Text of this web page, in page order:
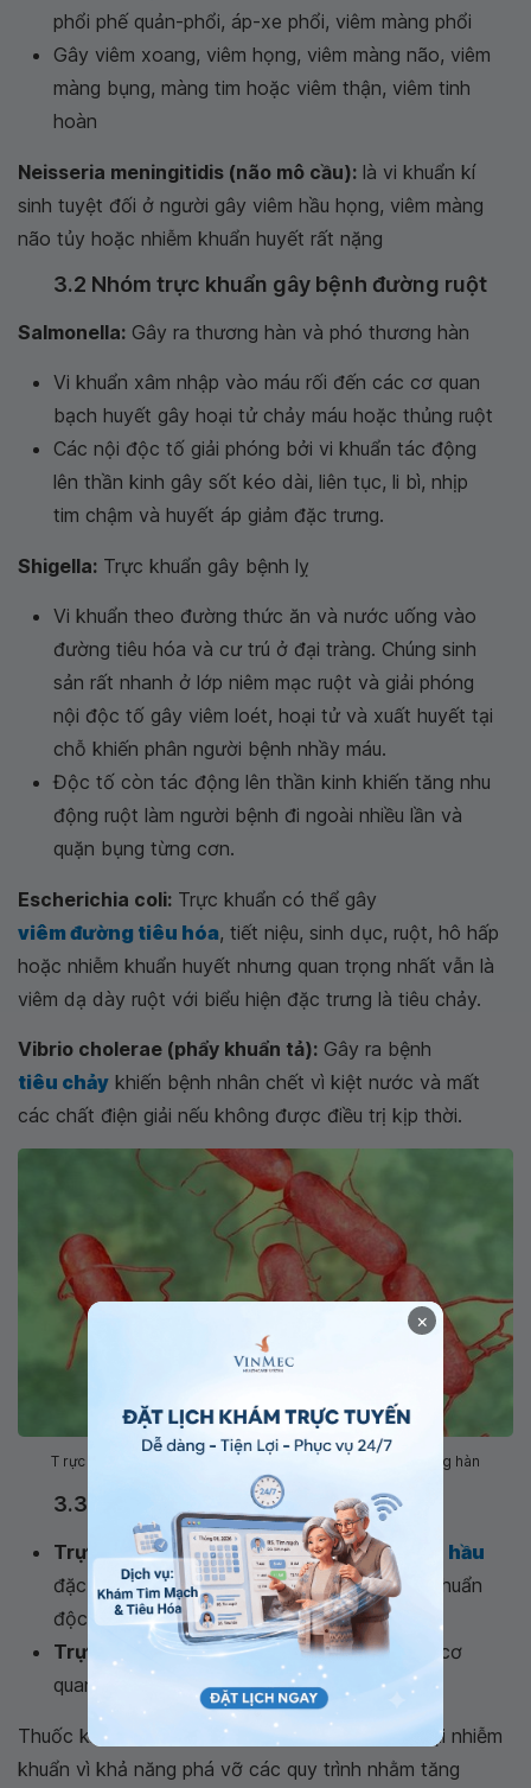
phổi phế quản-phổi, áp-xe phổi, viêm màng phổi
Gây viêm xoang, viêm họng, viêm màng não, viêm
màng bụng, màng tim hoặc viêm thận, viêm tinh
hoàn
Neisseria meningitidis (não mô cầu): là vi khuẩn kí
sinh tuyệt đối ở người gây viêm hầu họng, viêm màng
não tủy hoặc nhiễm khuẩn huyết rất nặng
3.2 Nhóm trực khuẩn gây bệnh đường ruột
Salmonella: Gây ra thương hàn và phó thương hàn
Vi khuẩn xâm nhập vào máu rối đến các cơ quan
bạch huyết gây hoại tử chảy máu hoặc thủng ruột
Các nội độc tố giải phóng bởi vi khuẩn tác động
lên thần kinh gây sốt kéo dài, liên tục, li bì, nhịp
tim chậm và huyết áp giảm đặc trưng.
Shigella: Trực khuẩn gây bệnh lỵ
Vi khuẩn theo đường thức ăn và nước uống vào
đường tiêu hóa và cư trú ở đại tràng. Chúng sinh
sản rất nhanh ở lớp niêm mạc ruột và giải phóng
nội độc tố gây viêm loét, hoại tử và xuất huyết tại
chỗ khiến phân người bệnh nhầy máu.
Độc tố còn tác động lên thần kinh khiến tăng nhu
động ruột làm người bệnh đi ngoài nhiều lần và
quặn bụng từng cơn.
Escherichia coli: Trực khuẩn có thể gây
viêm đường tiêu hóa, tiết niệu, sinh dục, ruột, hô hấp
hoặc nhiễm khuẩn huyết nhưng quan trọng nhất vẫn là
viêm dạ dày ruột với biểu hiện đặc trưng là tiêu chảy.
Vibrio cholerae (phẩy khuẩn tả): Gây ra bệnh
tiêu chảy khiến bệnh nhân chết vì kiệt nước và mất
các chất điện giải nếu không được điều trị kịp thời.
T rực khuẩnSalmonella là nguyên nhân gây ra bệnh thương hàn
3.3 Các trực khuẩn gây bệnh khác
Trực khuẩn bạch hầu:Gây nênbệnh bạch hầu
đặc biệt nguy hiểm với trẻ em, bệnh nhiễm khuẩn
độc rất cấp tính
Trực khuẩn lao:Gây nên bệnh lao ở bất kì cơ
quan nào của cơ thể
Thuốc kháng sinh là thuốc có tác dụng chống lại nhiễm
khuẩn vì khả năng phá vỡ các quy trình nhằm tăng
×